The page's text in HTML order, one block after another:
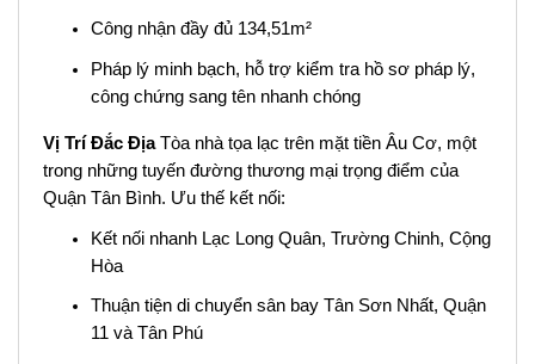
Công nhận đầy đủ 134,51m²
Pháp lý minh bạch, hỗ trợ kiểm tra hồ sơ pháp lý,
công chứng sang tên nhanh chóng
Vị Trí Đắc ĐịaTòa nhà tọa lạc trên mặt tiền Âu Cơ, một
trong những tuyến đường thương mại trọng điểm của
Quận Tân Bình. Ưu thế kết nối:
Kết nối nhanh Lạc Long Quân, Trường Chinh, Cộng
Hòa
Thuận tiện di chuyển sân bay Tân Sơn Nhất, Quận
11 và Tân Phú